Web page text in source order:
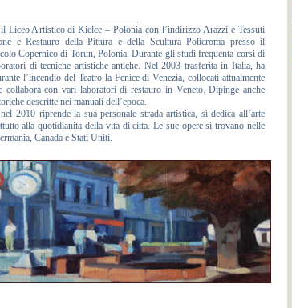
Liceo Artistico di Kielce – Polonia con l’indirizzo Arazzi e Tessuti
e Restauro della Pittura e della Scultura Policroma presso il
Copernico di Torun, Polonia. Durante gli studi frequenta corsi di
di tecniche artistiche antiche. Nel 2003 trasferita in Italia, ha
l’incendio del Teatro la Fenice di Venezia, collocati attualmente
collabora con vari laboratori di restauro in Veneto. Dipinge anche
descritte nei manuali dell’epoca.
2010 riprende la sua personale strada artistica, si dedica all’arte
alla quotidianita della vita di citta. Le sue opere si trovano nelle
Canada e Stati Uniti.